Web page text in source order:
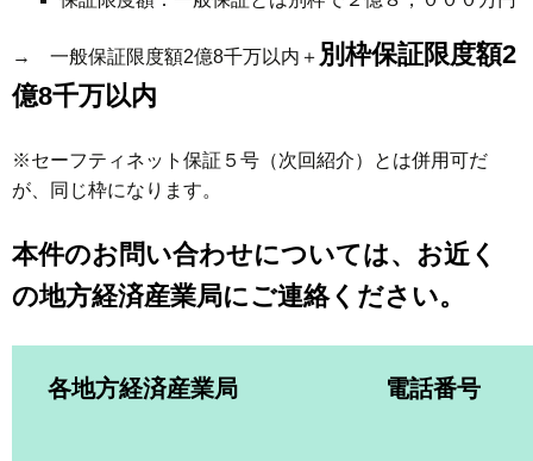
→ 一般保証限度額2億8千万以内＋ 別枠保証限度額2
億8千万以内
※セーフティネット保証５号（次回紹介）とは併用可だ
が、同じ枠になります。
本件のお問い合わせについては、お近く
の地方経済産業局にご連絡ください。
各地方経済産業局 電話番号